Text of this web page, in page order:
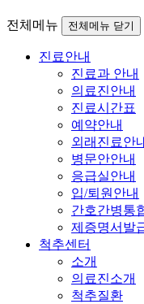
전체메뉴 전체메뉴 닫기
진료안내
진료과 안내
의료진안내
진료시간표
예약안내
외래진료안
병문안안내
응급실안내
입/퇴원안내
간호간병통
제증명서발
척추센터
소개
의료진소개
척추질환